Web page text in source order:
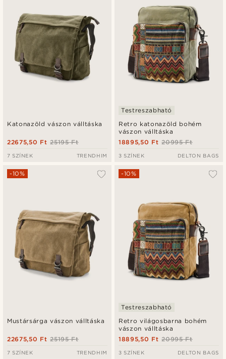
Katonazöld vászon válltáska
25195 Ft
22675,50 Ft
7 SZÍNEK TRENDHIM
Retro katonazöld bohém
vászon válltáska
Testreszabható
20995 Ft
18895,50 Ft
3 SZÍNEK DELTON BAGS
Mustársárga vászon válltáska
-10%
25195 Ft
22675,50 Ft
7 SZÍNEK TRENDHIM
Retro világosbarna bohém
vászon válltáska
-10%
Testreszabható
20995 Ft
18895,50 Ft
3 SZÍNEK DELTON BAGS